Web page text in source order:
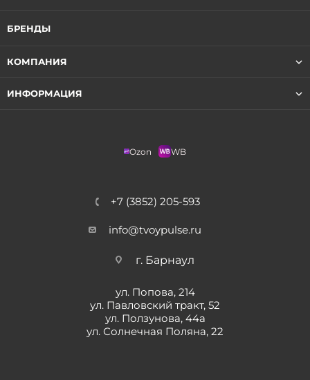
БРЕНДЫ
КОМПАНИЯ
ИНФОРМАЦИЯ
Ozon WB
+7 (3852) 205-593
info@tvoypulse.ru
г. Барнаул
ул. Попова, 214
ул. Павловский тракт, 52
ул. Ползунова, 44а
ул. Солнечная Поляна, 22